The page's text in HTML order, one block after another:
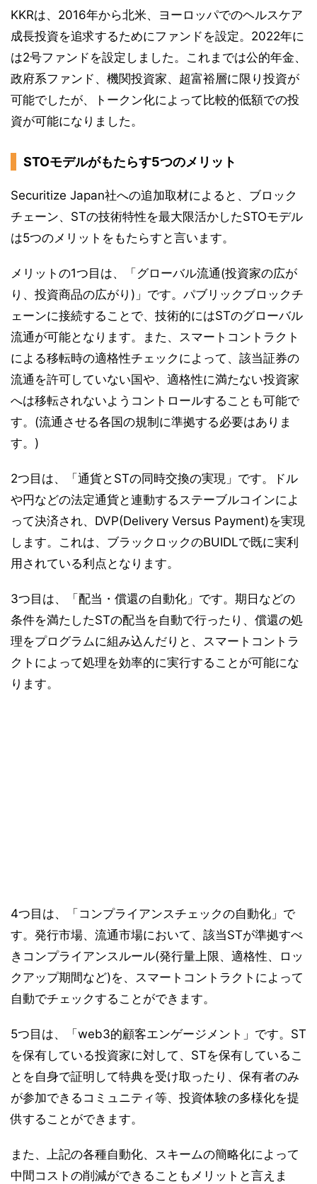
KKRは、2016年から北米、ヨーロッパでのヘルスケア
成長投資を追求するためにファンドを設定。2022年に
は2号ファンドを設定しました。これまでは公的年金、
政府系ファンド、機関投資家、超富裕層に限り投資が
可能でしたが、トークン化によって比較的低額での投
資が可能になりました。
STOモデルがもたらす5つのメリット
Securitize Japan社への追加取材によると、ブロック
チェーン、STの技術特性を最大限活かしたSTOモデル
は5つのメリットをもたらすと言います。
メリットの1つ目は、「グローバル流通(投資家の広が
り、投資商品の広がり)」です。パブリックブロックチ
ェーンに接続することで、技術的にはSTのグローバル
流通が可能となります。また、スマートコントラクト
による移転時の適格性チェックによって、該当証券の
流通を許可していない国や、適格性に満たない投資家
へは移転されないようコントロールすることも可能で
す。(流通させる各国の規制に準拠する必要はありま
す。)
2つ目は、「通貨とSTの同時交換の実現」です。ドル
や円などの法定通貨と連動するステーブルコインによ
って決済され、DVP(Delivery Versus Payment)を実現
します。これは、ブラックロックのBUIDLで既に実利
用されている利点となります。
3つ目は、「配当・償還の自動化」です。期日などの
条件を満たしたSTの配当を自動で行ったり、償還の処
理をプログラムに組み込んだりと、スマートコントラ
クトによって処理を効率的に実行することが可能にな
ります。
4つ目は、「コンプライアンスチェックの自動化」で
す。発行市場、流通市場において、該当STが準拠すべ
きコンプライアンスルール(発行量上限、適格性、ロッ
クアップ期間など)を、スマートコントラクトによって
自動でチェックすることができます。
5つ目は、「web3的顧客エンゲージメント」です。ST
を保有している投資家に対して、STを保有しているこ
とを自身で証明して特典を受け取ったり、保有者のみ
が参加できるコミュニティ等、投資体験の多様化を提
供することができます。
また、上記の各種自動化、スキームの簡略化によって
中間コストの削減ができることもメリットと言えま